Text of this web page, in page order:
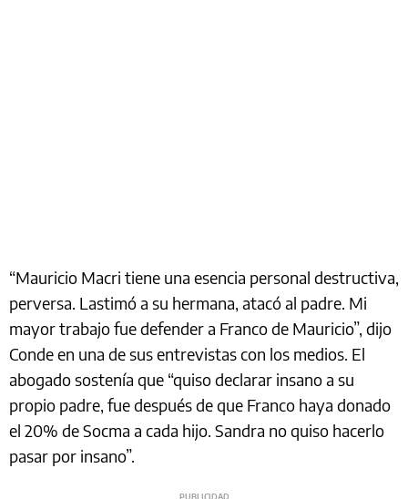
“Mauricio Macri tiene una esencia personal destructiva,
perversa. Lastimó a su hermana, atacó al padre. Mi
mayor trabajo fue defender a Franco de Mauricio”, dijo
Conde en una de sus entrevistas con los medios. El
abogado sostenía que “quiso declarar insano a su
propio padre, fue después de que Franco haya donado
el 20% de Socma a cada hijo. Sandra no quiso hacerlo
pasar por insano”.